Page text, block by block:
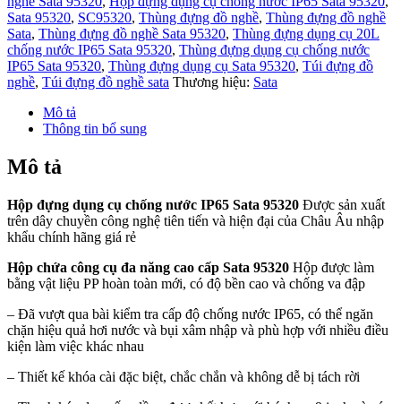
Sata 95320, SC95320, Thùng đựng đồ nghề, Thùng đựng đồ nghề
Sata, Thùng đựng đồ nghề Sata 95320, Thùng đựng dụng cụ 20L
chống nước IP65 Sata 95320, Thùng đựng dụng cụ chống nước
IP65 Sata 95320, Thùng đựng dụng cụ Sata 95320, Túi đựng đồ
nghề, Túi đựng đồ nghề sata Thương hiệu: Sata
Mô tả
Thông tin bổ sung
Mô tả
Hộp đựng dụng cụ chống nước IP65 Sata 95320 Được sản xuất
trên dây chuyền công nghệ tiên tiến và hiện đại của Châu Âu nhập
khẩu chính hãng giá rẻ
Hộp chứa công cụ đa năng cao cấp Sata 95320 Hộp được làm
bằng vật liệu PP hoàn toàn mới, có độ bền cao và chống va đập
– Đã vượt qua bài kiểm tra cấp độ chống nước IP65, có thể ngăn
chặn hiệu quả hơi nước và bụi xâm nhập và phù hợp với nhiều điều
kiện làm việc khác nhau
– Thiết kế khóa cài đặc biệt, chắc chắn và không dễ bị tách rời